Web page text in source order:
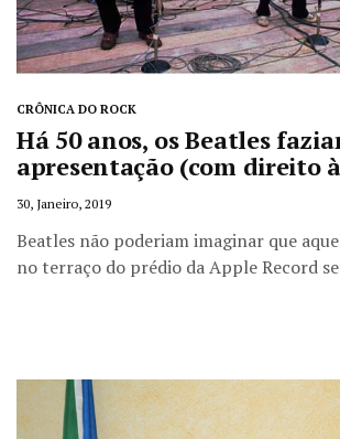
CRÔNICA DO ROCK
Há 50 anos, os Beatles
apresentação (com direito
30, Janeiro, 2019
Beatles não poderiam imaginar que
no terraço do prédio da Apple Record